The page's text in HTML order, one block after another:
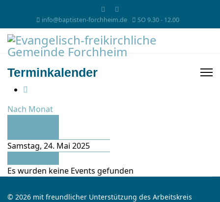
info@baptisten-forchheim.de SO 9.30 - 12.00
Terminkalender
Nach Monat
Samstag, 24. Mai 2025
Es wurden keine Events gefunden
© 2026 mit freundlicher Unterstützung des Arbeitskreis